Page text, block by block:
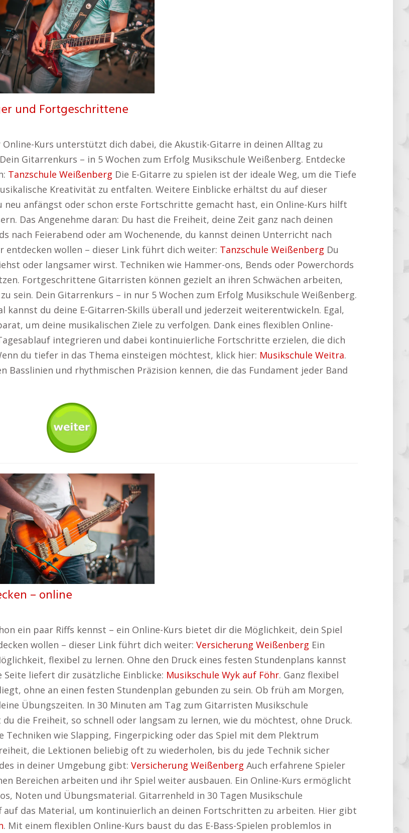
und Fortgeschrittene
Kurs unterstützt dich dabei, die Akustik-Gitarre in deinen Alltag zu
Gitarrenkurs – in 5 Wochen zum Erfolg Musikschule Weißenberg. Entdecke
Tanzschule Weißenberg Die E-Gitarre zu spielen ist der ideale Weg, um die Tiefe
Kreativität zu entfalten. Weitere Einblicke erhältst du auf dieser
neu anfängst oder schon erste Fortschritte gemacht hast, ein Online-Kurs hilft
Das Angenehme daran: Du hast die Freiheit, deine Zeit ganz nach deinen
nach Feierabend oder am Wochenende, du kannst deinen Unterricht nach
entdecken wollen – dieser Link führt dich weiter: Tanzschule Weißenberg Du
oder langsamer wirst. Techniken wie Hammer-ons, Bends oder Powerchords
Fortgeschrittene Gitarristen können gezielt an ihren Schwächen arbeiten,
sein. Dein Gitarrenkurs – in nur 5 Wochen zum Erfolg Musikschule Weißenberg.
kannst du deine E-Gitarren-Skills überall und jederzeit weiterentwickeln. Egal,
um deine musikalischen Ziele zu verfolgen. Dank eines flexiblen Online-
integrieren und dabei kontinuierliche Fortschritte erzielen, die dich
du tiefer in das Thema einsteigen möchtest, klick hier: Musikschule Weitra.
Basslinien und rhythmischen Präzision kennen, die das Fundament jeder Band
– online
ein paar Riffs kennst – ein Online-Kurs bietet dir die Möglichkeit, dein Spiel
wollen – dieser Link führt dich weiter: Versicherung Weißenberg Ein
flexibel zu lernen. Ohne den Druck eines festen Stundenplans kannst
liefert dir zusätzliche Einblicke: Musikschule Wyk auf Föhr. Ganz flexibel
ohne an einen festen Stundenplan gebunden zu sein. Ob früh am Morgen,
Übungszeiten. In 30 Minuten am Tag zum Gitarristen Musikschule
die Freiheit, so schnell oder langsam zu lernen, wie du möchtest, ohne Druck.
wie Slapping, Fingerpicking oder das Spiel mit dem Plektrum
die Lektionen beliebig oft zu wiederholen, bis du jede Technik sicher
in deiner Umgebung gibt: Versicherung Weißenberg Auch erfahrene Spieler
Bereichen arbeiten und ihr Spiel weiter ausbauen. Ein Online-Kurs ermöglicht
Noten und Übungsmaterial. Gitarrenheld in 30 Tagen Musikschule
das Material, um kontinuierlich an deinen Fortschritten zu arbeiten. Hier gibt
. Mit einem flexiblen Online-Kurs baust du das E-Bass-Spielen problemlos in